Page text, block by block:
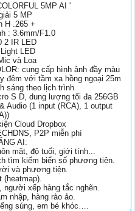
5MP AI '
5 MP
H .265 +
: 3.6mm/F1.0
2 IR LED
LED
và Loa
cung cấp hình ảnh đầy màu
đêm với tầm xa hồng ngoại 25m
sáng theo lịch trình
S D, dung lượng tối đa 256GB
Audio (1 input (RCA), 1 output
Cloud Dropbox
P2P miễn phí
AI:
mặt, độ tuổi, giới tính...
tìm kiếm biển số phương tiện.
và phương tiện.
(heatmap).
xếp hàng tắc nghẽn.
nhập, hàng rào ảo.
súng, em bé khóc….